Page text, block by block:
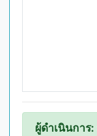
ผู้ดำเนินการ: